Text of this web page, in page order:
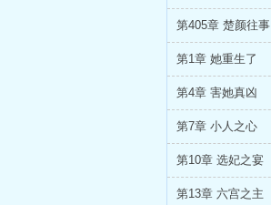
第405章 楚颜往事
第1章 她重生了
第4章 害她真凶
第7章 小人之心
第10章 选妃之宴
第13章 六宫之主